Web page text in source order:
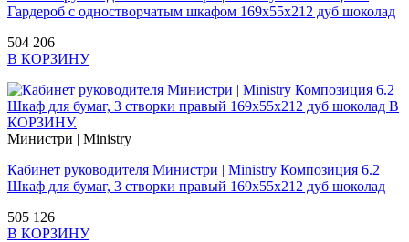
Гардероб с одностворчатым шкафом 169х55х212 дуб шоколад
504 206
В КОРЗИНУ
Министри | Ministry
Кабинет руководителя Министри | Ministry Композиция 6.2
Шкаф для бумаг, 3 створки правый 169х55х212 дуб шоколад
505 126
В КОРЗИНУ